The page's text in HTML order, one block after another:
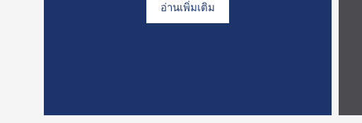
อ่านเพิ่มเติม